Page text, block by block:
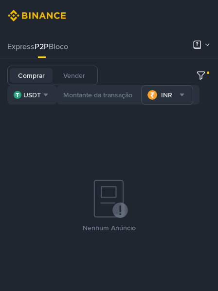
ExpressP2PBloco
Comprar Vender
USDT INR
Nenhum Anúncio